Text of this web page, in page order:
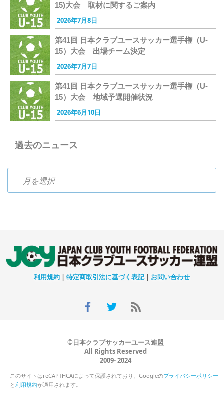
15)大会 取材に関するご案内
2026年7月8日
第41回 日本クラブユースサッカー選手権（U-
15）大会 出場チーム決定
2026年7月7日
第41回 日本クラブユースサッカー選手権（U-
15）大会 地域予選開催状況
2026年6月10日
過去のニュース
利用規約 | 特定商取引法に基づく表記| お問い合わせ
©日本クラブサッカーユース連盟
All Rights Reserved
2009- 2024
このサイトはreCAPTHCAによって保護されており、Googleのプライバシーポリシー
と利用規約が適用されます。